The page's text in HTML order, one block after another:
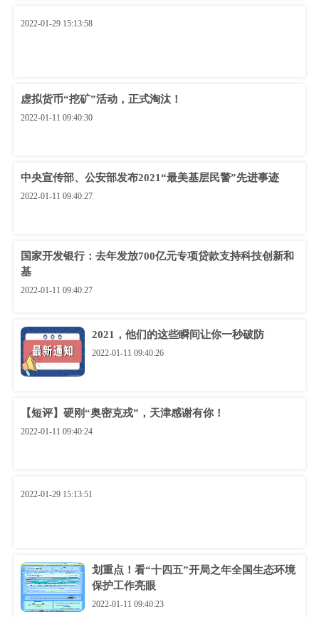
2022-01-29 15:13:58
虚拟货币“挖矿”活动，正式淘汰！
2022-01-11 09:40:30
中央宣传部、公安部发布2021“最美基层民警”先进事迹
2022-01-11 09:40:27
国家开发银行：去年发放700亿元专项贷款支持科技创新和
基
2022-01-11 09:40:27
2021，他们的这些瞬间让你一秒破防
2022-01-11 09:40:26
【短评】硬刚“奥密克戎”，天津感谢有你！
2022-01-11 09:40:24
2022-01-29 15:13:51
划重点！看“十四五”开局之年全国生态环境
保护工作亮眼
2022-01-11 09:40:23